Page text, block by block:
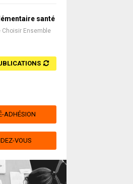
santé
Choisir Ensemble
ADHÉSION
VOUS